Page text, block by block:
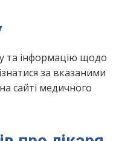
та інформацію щодо
за вказаними
сайті медичного